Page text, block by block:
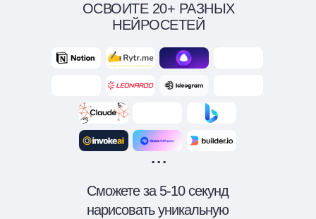
Сможете за 5-10 секунд
нарисовать уникальную
ОСВОИТЕ 20+ РАЗНЫХ
НЕЙРОСЕТЕЙ
...